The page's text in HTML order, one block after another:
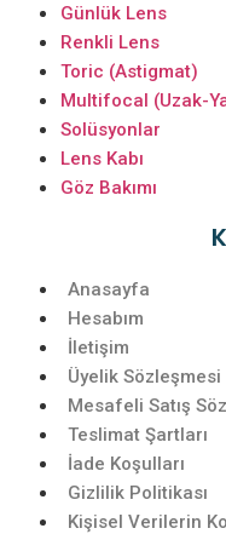
Günlük Lens
Renkli Lens
Toric (Astigmat)
Multifocal (Uzak-
Solüsyonlar
Lens Kabı
Göz Bakımı
Anasayfa
Hesabım
İletişim
Üyelik Sözleşmesi
Mesafeli Satış
Teslimat Şartları
İade Koşulları
Gizlilik Politikası
Kişisel Verilerin